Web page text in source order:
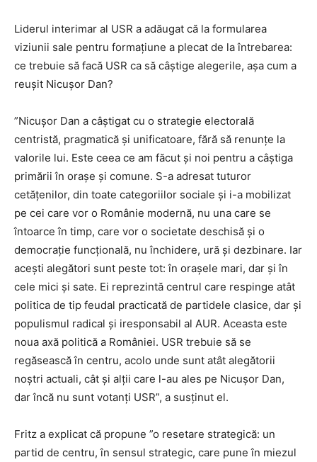
Liderul interimar al USR a adăugat că la formularea
viziunii sale pentru formaţiune a plecat de la întrebarea:
ce trebuie să facă USR ca să câştige alegerile, aşa cum a
reuşit Nicuşor Dan?
”Nicuşor Dan a câştigat cu o strategie electorală
centristă, pragmatică şi unificatoare, fără să renunţe la
valorile lui. Este ceea ce am făcut şi noi pentru a câştiga
primării în oraşe şi comune. S-a adresat tuturor
cetăţenilor, din toate categoriilor sociale şi i-a mobilizat
pe cei care vor o Românie modernă, nu una care se
întoarce în timp, care vor o societate deschisă şi o
democraţie funcţională, nu închidere, ură şi dezbinare. Iar
aceşti alegători sunt peste tot: în oraşele mari, dar şi în
cele mici şi sate. Ei reprezintă centrul care respinge atât
politica de tip feudal practicată de partidele clasice, dar şi
populismul radical şi iresponsabil al AUR. Aceasta este
noua axă politică a României. USR trebuie să se
regăsească în centru, acolo unde sunt atât alegătorii
noştri actuali, cât şi alţii care l-au ales pe Nicuşor Dan,
dar încă nu sunt votanţi USR”, a susţinut el.
Fritz a explicat că propune ”o resetare strategică: un
partid de centru, în sensul strategic, care pune în miezul